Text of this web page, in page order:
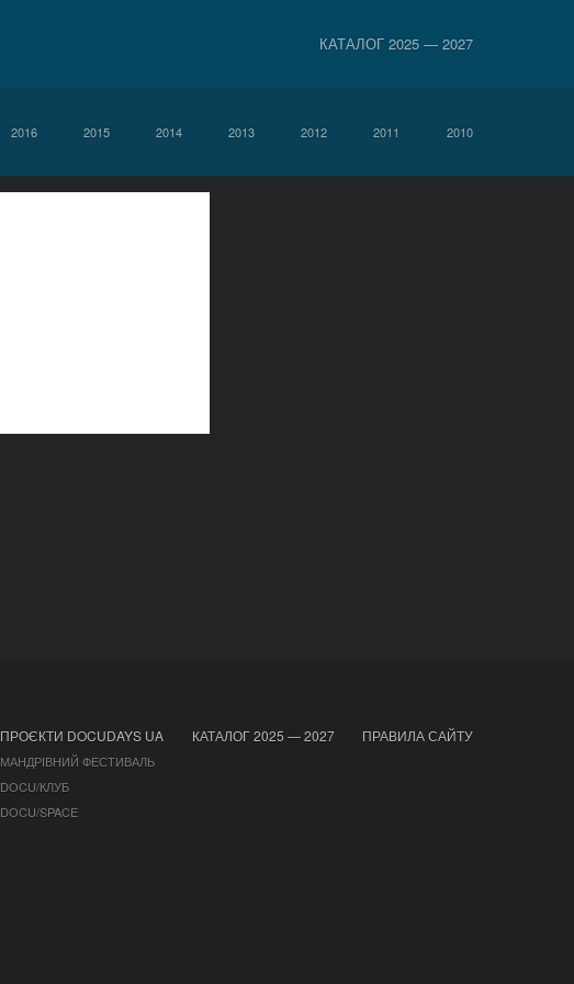
КАТАЛОГ 2025 — 2027
2016 2015 2014 2013 2012 2011 2010
ПРОЄКТИ DOCUDAYS UA
МАНДРІВНИЙ ФЕСТИВАЛЬ
DOCU/КЛУБ
DOCU/SPACE
КАТАЛОГ 2025 — 2027 ПРАВИЛА САЙТУ